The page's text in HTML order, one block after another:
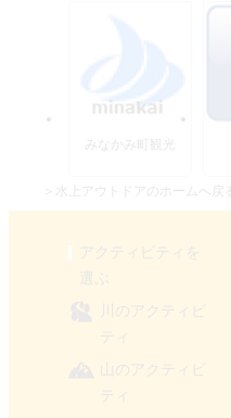
みなかみ町観光
＞水上アウトドアのホームへ戻る
アクティビティを
川のアクティビ
ティ
山のアクティビ
ティ